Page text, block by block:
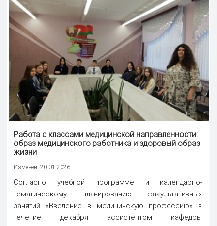
Работа с классами медицинской направленности:
образ медицинского работника и здоровый образ
жизни
Изменен: 20.01.2026
Согласно учебной программе и календарно-
тематическому планированию факультативных
занятий «Введение в медицинскую профессию» в
течение декабря ассистентом кафедры